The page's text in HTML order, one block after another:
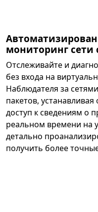
мониторинг сети
Отслеживайте и
без входа на
Наблюдателя за
пакетов,
доступ к сведениям о
реальном времени на
детально
получить более